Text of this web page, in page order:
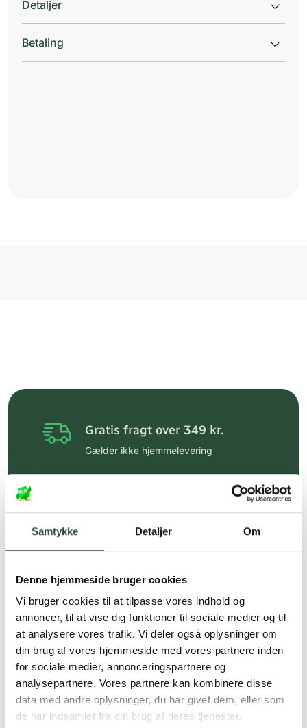
Samtykke Detaljer Om
Denne hjemmeside bruger cookies
Vi bruger cookies til at tilpasse vores indhold og
annoncer, til at vise dig funktioner til sociale medier og til
at analysere vores trafik. Vi deler også oplysninger om
din brug af vores hjemmeside med vores partnere inden
for sociale medier, annonceringspartnere og
analysepartnere. Vores partnere kan kombinere disse
data med andre oplysninger, du har givet dem, eller som
de har indsamlet fra din brug af deres tjenester.
Detaljer
Betaling
Gratis fragt over 349 kr.
Gælder ikke hjemmelevering
Hurtig levering (30 min. i Kbh)
Faste lave priser*
*Gælder ikke ernæringsprodukter.
Stort udvalg af kendte
produkter
Vi tilbyder et stort udvalg af kendte
cremer, vitaminer og andre spændende
produkter – altid til fast lav pris.